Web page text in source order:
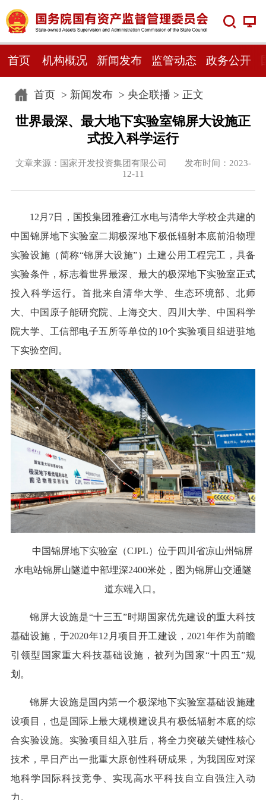
首页 机构概况 新闻发布 监管动态 政务公开
首页> 新闻发布> 央企联播 > 正文
世界最深、最大地下实验室锦屏大设施正
式投入科学运行
文章来源：国家开发投资集团有限公司 发布时间：2023-
12-11
12月7日，国投集团雅砻江水电与清华大学校企共建的
中国锦屏地下实验室二期极深地下极低辐射本底前沿物理
实验设施（简称“锦屏大设施”）土建公用工程完工，具备
实验条件，标志着世界最深、最大的极深地下实验室正式
投入科学运行。首批来自清华大学、生态环境部、北师
大、中国原子能研究院、上海交大、四川大学、中国科学
院大学、工信部电子五所等单位的10个实验项目组进驻地
下实验空间。
中国锦屏地下实验室（CJPL）位于四川省凉山州锦屏
水电站锦屏山隧道中部埋深2400米处，图为锦屏山交通隧
道东端入口。
锦屏大设施是“十三五”时期国家优先建设的重大科技
基础设施，于2020年12月项目开工建设，2021年作为前瞻
引领型国家重大科技基础设施，被列为国家“十四五”规
划。
锦屏大设施是国内第一个极深地下实验室基础设施建
设项目，也是国际上最大规模建设具有极低辐射本底的综
合实验设施。实验项目组入驻后，将全力突破关键性核心
技术，早日产出一批重大原创性科研成果，为我国应对深
地科学国际科技竞争、实现高水平科技自立自强注入动
力。